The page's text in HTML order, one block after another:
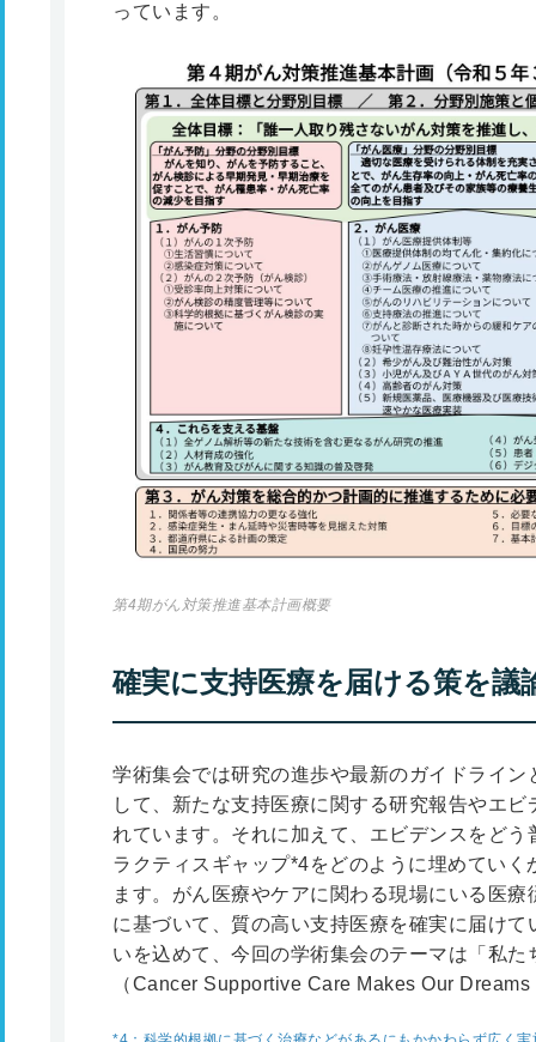
っています。
第4期がん対策推進基本計画概要
確実に支持医療を届ける策を議
学術集会では研究の進歩や最新のガイドライ
して、新たな支持医療に関する研究報告やエ
れています。それに加えて、エビデンスをど
ラクティスギャップ*4をどのように埋めてい
ます。がん医療やケアに関わる現場にいる医
に基づいて、質の高い支持医療を確実に届け
いを込めて、今回の学術集会のテーマは「私
（Cancer Supportive Care Makes Our